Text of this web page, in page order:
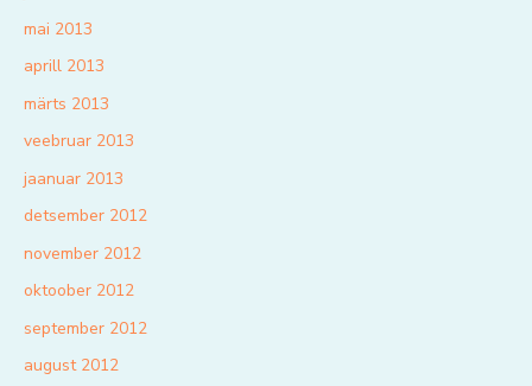
mai 2013
aprill 2013
märts 2013
veebruar 2013
jaanuar 2013
detsember 2012
november 2012
oktoober 2012
september 2012
august 2012